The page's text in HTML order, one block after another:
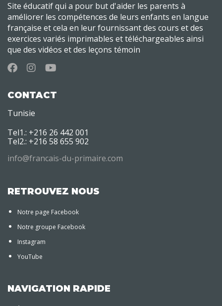
Site éducatif qui a pour but d'aider les parents à
améliorer les compétences de leurs enfants en langue
française et cela en leur fournissant des cours et des
exercices variés imprimables et téléchargeables ainsi
que des vidéos et des leçons témoin
CONTACT
Tunisie
Tel1.: +216 26 442 001
Tel2.: +216 58 655 902
info@francais-du-primaire.com
RETROUVEZ NOUS
Notre page Facebook
Notre groupe Facebook
Instagram
YouTube
NAVIGATION RAPIDE